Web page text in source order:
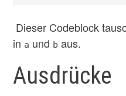
Dieser Codeblock
in a und b aus.
Ausdrücke